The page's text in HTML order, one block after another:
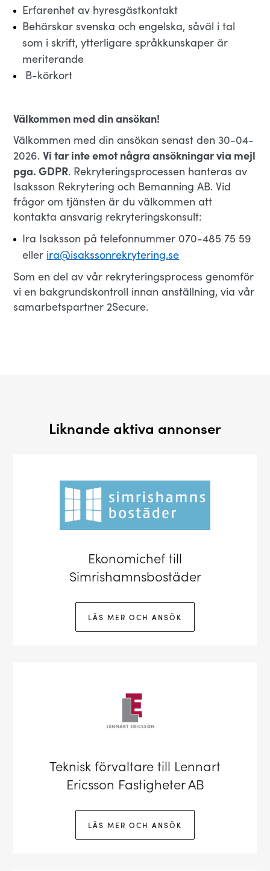
Erfarenhet av hyresgästkontakt
Behärskar svenska och engelska, såväl i tal
som i skrift, ytterligare språkkunskaper är
meriterande
B-körkort
Välkommen med din ansökan!
Välkommen med din ansökan senast den 30-04-
2026.Vi tar inte emot några ansökningar via mejl
pga. GDPR. Rekryteringsprocessen hanteras av
Isaksson Rekrytering och Bemanning AB. Vid
frågor om tjänsten är du välkommen att
kontakta ansvarig rekryteringskonsult:
Ira Isaksson på telefonnummer 070-485 75 59
eller ira@isakssonrekrytering.se
Som en del av vår rekryteringsprocess genomför
vi en bakgrundskontroll innan anställning, via vår
samarbetspartner 2Secure.
Liknande aktiva annonser
Ekonomichef till
Simrishamnsbostäder
LÄS MER OCH ANSÖK
Teknisk förvaltare till Lennart
Ericsson Fastigheter AB
LÄS MER OCH ANSÖK